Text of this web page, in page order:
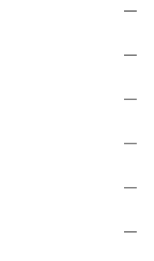
—
—
—
—
—
—